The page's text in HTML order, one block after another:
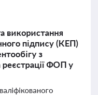
використання
підпису (КЕП)
з
ФОП у